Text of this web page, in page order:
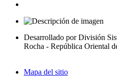
Desarrollado por División
Rocha - República Oriental
Mapa del sitio